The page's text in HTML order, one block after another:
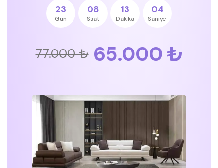
23
Gün
08
Saat
13
Dakika
03
Saniye
77.000 ₺ 65.000 ₺